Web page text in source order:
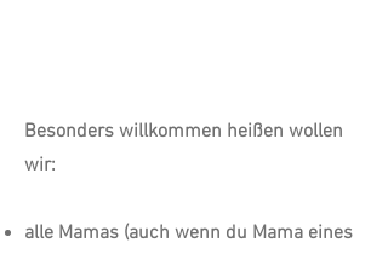
Besonders willkommen heißen wollen
wir:
alle Mamas (auch wenn du Mama eines